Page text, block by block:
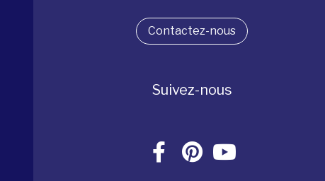
Contactez-nous
Suivez-nous